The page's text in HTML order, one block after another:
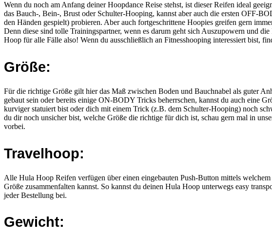
Wenn du noch am Anfang deiner Hoopdance Reise stehst, ist dieser Reifen ideal
das Bauch-, Bein-, Brust oder Schulter-Hooping, kannst aber auch die ersten OFF-
den Händen gespielt) probieren. Aber auch fortgeschrittene Hoopies greifen gern
Denn diese sind tolle Trainingspartner, wenn es darum geht sich Auszupowern und
Hoop für alle Fälle also! Wenn du ausschließlich an Fitnesshooping interessiert bist,
Größe:
Für die richtige Größe gilt hier das Maß zwischen Boden und Bauchnabel als guter
gebaut sein oder bereits einige ON-BODY Tricks beherrschen, kannst du auch eine
kurviger statuiert bist oder dich mit einem Trick (z.B. dem Schulter-Hooping) noch
du dir noch unsicher bist, welche Größe die richtige für dich ist, schau gern mal in
vorbei.
Travelhoop:
Alle Hula Hoop Reifen verfügen über einen eingebauten Push-Button mittels
Größe zusammenfalten kannst. So kannst du deinen Hula Hoop unterwegs easy
jeder Bestellung bei.
Gewicht: